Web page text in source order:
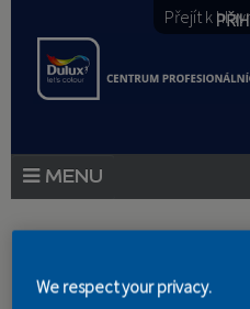
Přejít k
Jste zde
We respect your privacy.